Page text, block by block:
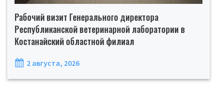
Рабочий визит Генерального директора
Республиканской ветеринарной лаборатории в
Костанайский областной филиал
2 августа, 2026